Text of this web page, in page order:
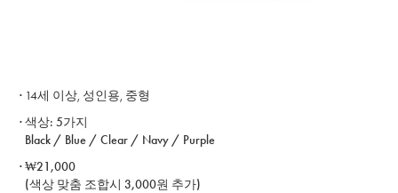
· 14세 이상, 성인용, 중형
· ​색상: 5가지
Black / Blue / Clear / Navy / Purple
· ₩21,000
(색상 맞춤 조합시 3,000원 추가)